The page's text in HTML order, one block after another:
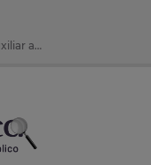
Convocatoria de 3 plazas: Oposiciones de Auxiliar administrativo en Gobierno Balear